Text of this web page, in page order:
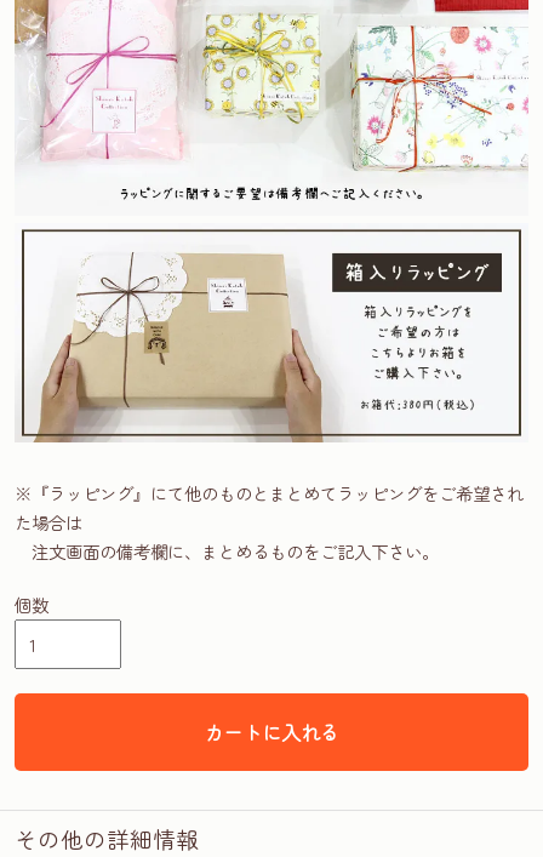
※『ラッピング』にて他のものとまとめてラッピングをご希望され
た場合は
注文画面の備考欄に、まとめるものをご記入下さい。
個数
カートに入れる
その他の詳細情報